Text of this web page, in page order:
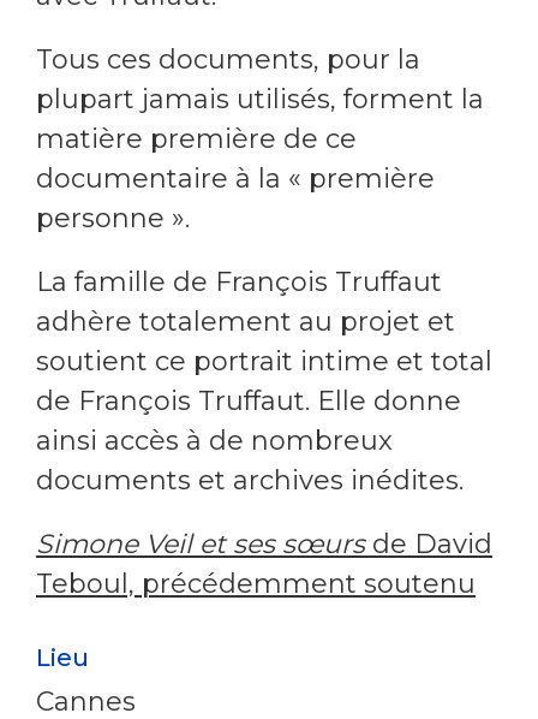
Tous ces documents, pour la
plupart jamais utilisés, forment la
matière première de ce
documentaire à la « première
personne ».
La famille de François Truffaut
adhère totalement au projet et
soutient ce portrait intime et total
de François Truffaut. Elle donne
ainsi accès à de nombreux
documents et archives inédites.
Simone Veil et ses sœursde David
Teboul, précédemment soutenu
Lieu
Cannes